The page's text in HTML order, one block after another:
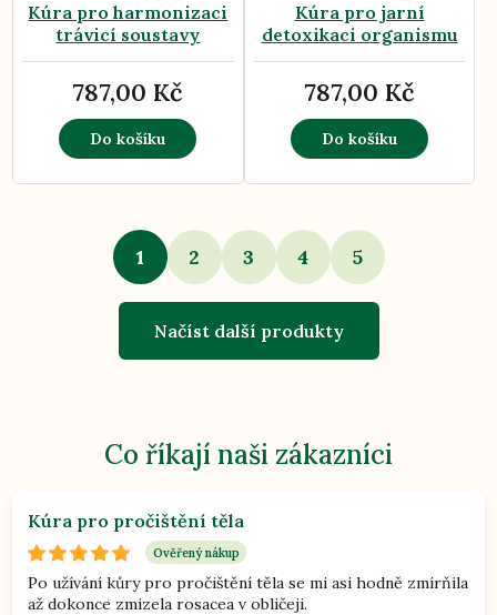
Kúra pro harmonizaci
trávicí soustavy
787,00 Kč
Do košíku
Kúra pro jarní
detoxikaci organismu
787,00 Kč
Do košíku
1 2 3 4 5
Načíst další produkty
Co říkají naši zákazníci
Kúra pro pročištění těla
Ověřený nákup
Po užívání kůry pro pročištění těla se mi asi hodně zmírňila
až dokonce zmizela rosacea v obličeji.